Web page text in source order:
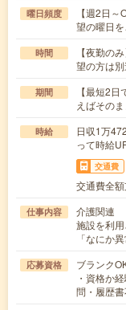
曜日頻度
【週2日
望の曜日を
時間
【夜勤の
望の方は
期間
【最短2
えばその
時給
日収1万
って時給
交通費
交通費全額
仕事内容
介護関連
施設を利
「なにか
応募資格
ブランク
・資格か
問・履歴